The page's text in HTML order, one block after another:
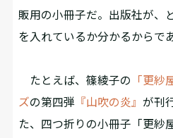
販用の小冊子だ。出版社が、
を入れているか分かるからで
たとえば、篠綾子の
「更
ズの第四弾 『山吹の炎』が刊
た、四つ折りの小冊子「更紗